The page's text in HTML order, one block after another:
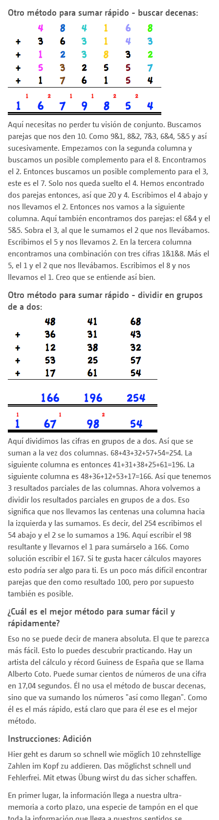
Otro método para sumar rápido - buscar decenas:
Aquí necesitas no perder tu visión de conjunto. Buscamos
parejas que nos den 10. Como 9&1, 8&2, 7&3, 6&4, 5&5 y así
sucesivamente. Empezamos con la segunda columna y
buscamos un posible complemento para el 8. Encontramos
el 2. Entonces buscamos un posible complemento para el 3,
este es el 7. Solo nos queda suelto el 4. Hemos encontrado
dos parejas entonces, así que 20 y 4. Escribimos el 4 abajo y
nos llevamos el 2. Entonces nos vamos a la siguiente
columna. Aquí también encontramos dos parejas: el 6&4 y el
5&5. Sobra el 3, al que le sumamos el 2 que nos llevábamos.
Escribimos el 5 y nos llevamos 2. En la tercera columna
encontramos una combinación con tres cifras 1&1&8. Más el
5, el 1 y el 2 que nos llevábamos. Escribimos el 8 y nos
llevamos el 1. Creo que se entiende así bien.
Otro método para sumar rápido - dividir en grupos
de a dos:
Aquí dividimos las cifras en grupos de a dos. Así que se
suman a la vez dos columnas. 68+43+32+57+54=254. La
siguiente columna es entonces 41+31+38+25+61=196. La
siguiente columna es 48+36+12+53+17=166. Así que tenemos
3 resultados parciales de las columnas. Ahora volvemos a
dividir los resultados parciales en grupos de a dos. Eso
significa que nos llevamos las centenas una columna hacia
la izquierda y las sumamos. Es decir, del 254 escribimos el
54 abajo y el 2 se lo sumamos a 196. Aquí escribir el 98
resultante y llevarnos el 1 para sumárselo a 166. Como
solución escribir el 167. Si te gusta hacer cálculos mayores
esto podría ser algo para ti. Es un poco más difícil encontrar
parejas que den como resultado 100, pero por supuesto
también es posible.
¿Cuál es el mejor método para sumar fácil y
rápidamente?
Eso no se puede decir de manera absoluta. El que te parezca
más fácil. Esto lo puedes descubrir practicando. Hay un
artista del cálculo y récord Guiness de España que se llama
Alberto Coto. Puede sumar cientos de números de una cifra
en 17,04 segundos. Él no usa el método de buscar decenas,
sino que va sumando los números "así como llegan". Como
él es el más rápido, está claro que para él ese es el mejor
método.
Instrucciones: Adición
Hier geht es darum so schnell wie möglich 10 zehnstellige
Zahlen im Kopf zu addieren. Das möglichst schnell und
Fehlerfrei. Mit etwas Übung wirst du das sicher schaffen.
En primer lugar, la información llega a nuestra ultra-
memoria a corto plazo, una especie de tampón en el que